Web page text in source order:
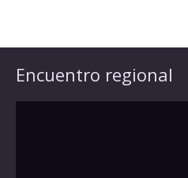
Encuentro regional